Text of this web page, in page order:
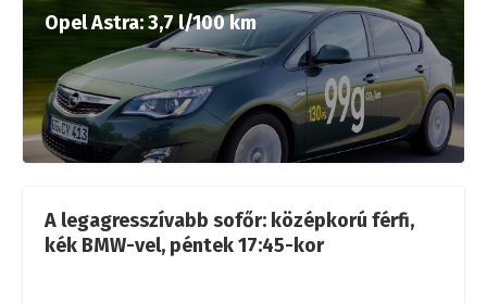
Opel Astra: 3,7 l/100 km
A legagresszívabb sofőr: középkorú férfi,
kék BMW-vel, péntek 17:45-kor